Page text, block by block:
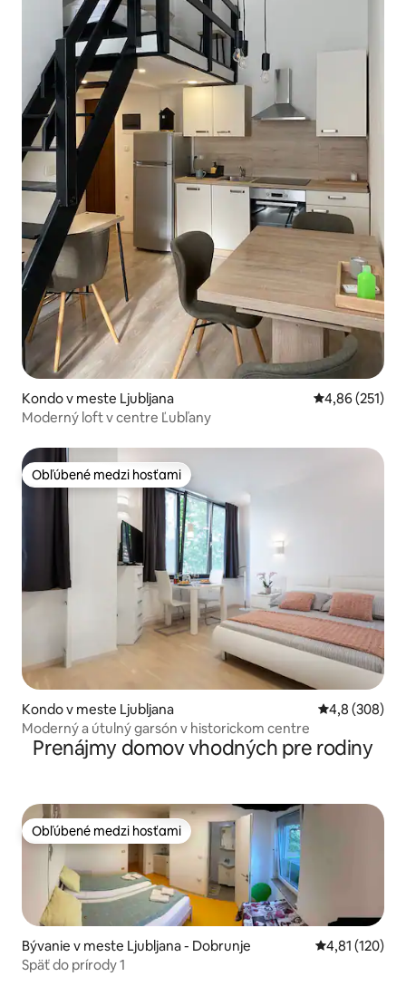
Kondo v meste Ljubljana Priemerné
4,86 (251)
Moderný loft v centre Ľubľany
Obľúbené medzi hosťami
Obľúbené medzi hosťami
Kondo v meste Ljubljana Priemerné
4,8 (308)
Moderný a útulný garsón v historickom centre
Prenájmy domov vhodných pre rodiny
Obľúbené medzi hosťami
Obľúbené medzi hosťami
Bývanie v meste Ljubljana - Dobrunje Priemerné
4,81 (120)
Späť do prírody 1